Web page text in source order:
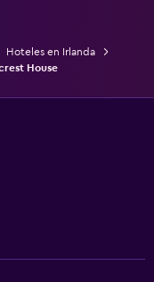
Hoteles en Irlanda
House